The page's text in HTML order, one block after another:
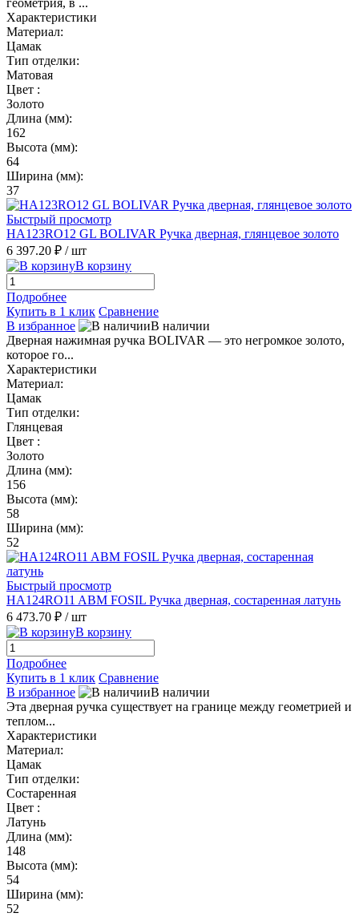
геометрия, в ...
Характеристики
Материал:
Цамак
Тип отделки:
Матовая
Цвет :
Золото
Длина (мм):
162
Высота (мм):
64
Ширина (мм):
37
Быстрый просмотр
HA123RO12 GL BOLIVAR Ручка дверная, глянцевое золото
6 397.20 ₽ / шт
В корзину
Подробнее
Купить в 1 клик Сравнение
В избранное
В наличии
Дверная нажимная ручка BOLIVAR — это негромкое золото,
которое го...
Характеристики
Материал:
Цамак
Тип отделки:
Глянцевая
Цвет :
Золото
Длина (мм):
156
Высота (мм):
58
Ширина (мм):
52
Быстрый просмотр
HA124RO11 ABM FOSIL Ручка дверная, состаренная латунь
6 473.70 ₽ / шт
В корзину
Подробнее
Купить в 1 клик Сравнение
В избранное
В наличии
Эта дверная ручка существует на границе между геометрией и
теплом...
Характеристики
Материал:
Цамак
Тип отделки:
Состаренная
Цвет :
Латунь
Длина (мм):
148
Высота (мм):
54
Ширина (мм):
52